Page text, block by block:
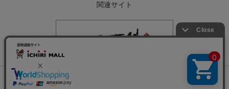
関連サイト
会社概要